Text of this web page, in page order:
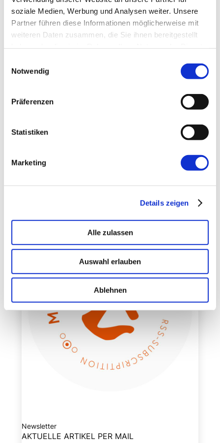
soziale Medien, Werbung und Analysen weiter. Unsere
Partner führen diese Informationen möglicherweise mit
weiteren Daten zusammen, die Sie ihnen bereitgestellt
Notwendig
Präferenzen
Statistiken
Marketing
Details zeigen
Alle zulassen
Auswahl erlauben
Ablehnen
E-Mail-Adresse*
Data Mesh: Die Grundlage für
Newsletter
AKTUELLE ARTIKEL PER MAIL